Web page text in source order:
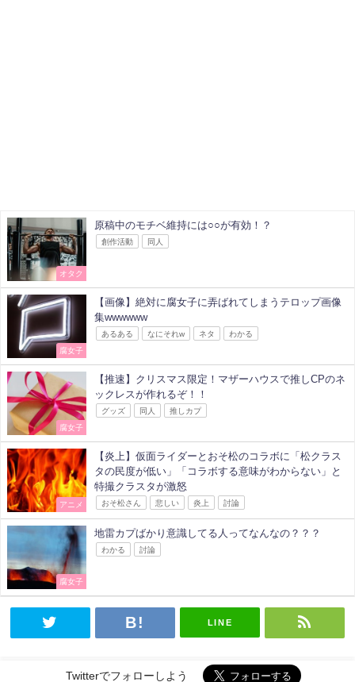
オタク
原稿中のモチベ維持には○○が有効！？
創作活動 同人
腐女子
【画像】絶対に腐女子に弄ばれてしまうテロップ画像
集wwwwww
あるある なにそれw ネタ わかる
腐女子
【推速】クリスマス限定！マザーハウスで推しCPのネ
ックレスが作れるぞ！！
グッズ 同人 推しカプ
アニメ
【炎上】仮面ライダーとおそ松のコラボに「松クラス
タの民度が低い」「コラボする意味がわからない」と
特撮クラスタが激怒
おそ松さん 悲しい 炎上 討論
腐女子
地雷カプばかり意識してる人ってなんなの？？？
わかる 討論
LINE
Twitterでフォローしよう